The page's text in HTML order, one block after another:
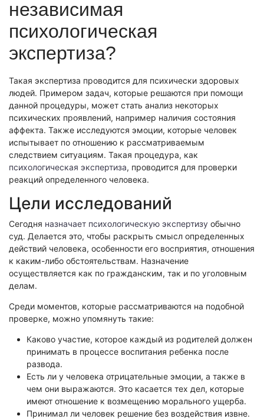
Экспертиза электробытовой техники
Экспертиза по технике безопасности
Техническая экспертиза документов
Электротехническая экспертиза
Фоноскопическая экспертиза
Экспертиза видео- и звукозаписей
Лингвистическая экспертиза
Автороведческая экспертиза
Психологическая экспертиза
Компьютерно-техническая экспертиза
Экспертиза игрового оборудования
Экологическая экспертиза
Физико-химическая экспертиза
Экспертиза изделий из металлов
Юридико-лингвистическая экспертиза
Юридическая экспертиза
Исследования на полиграфе
Комплексная экспертиза
Геммологическая экспертиза (ювелирная)
Заключение эксперта на иностранном языке
Приемка квартиры
Автотехническая экспертиза
Юридическая экспертиза
Экспертиза изделий из металлов
Экспертиза электробытовой техники
Экономическая экспертиза
Экологическая экспертиза
Техническая экспертиза документов
Почерковедческая экспертиза
Пожарно-техническая экспертиза
Юридико-лингвистическая экспертиза
Лингвистическая экспертиза
Компьютерно-техническая экспертиза
Геммологическая экспертиза (ювелирная)
Экспертиза видео- и звукозаписей
Автороведческая экспертиза
Товароведческая экспертиза
Экспериза игрового оборудования
Экспертиза по технике безопасности
Физико-химическая экспертиза
Электротехническая экспертиза
независимая
психологическая
экспертиза?
Такая экспертиза проводится для психически здоровых
людей. Примером задач, которые решаются при помощи
данной процедуры, может стать анализ некоторых
психических проявлений, например наличия состояния
аффекта. Также исследуются эмоции, которые человек
испытывает по отношению к рассматриваемым
следствием ситуациям. Такая процедура, как
психологическая экспертиза, проводится для проверки
реакций определенного человека.
Цели исследований
Сегодня назначает психологическую экспертизу обычно
суд. Делается это, чтобы раскрыть смысл определенных
действий человека, особенности его восприятия, отношения
к каким-либо обстоятельствам. Назначение
осуществляется как по гражданским, так и по уголовным
делам.
Среди моментов, которые рассматриваются на подобной
проверке, можно упомянуть такие:
Каково участие, которое каждый из родителей должен
принимать в процессе воспитания ребенка после
развода.
Есть ли у человека отрицательные эмоции, а также в
чем они выражаются. Это касается тех дел, которые
имеют отношение к возмещению морального ущерба.
Принимал ли человек решение без воздействия извне.